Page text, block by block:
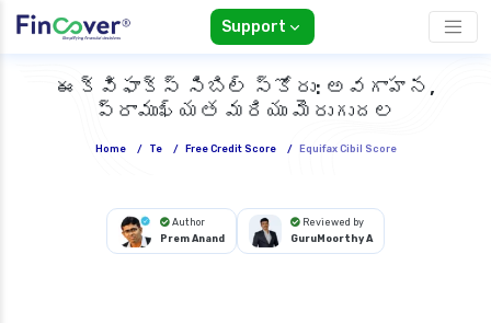
Support
ఈక్విఫాక్స్ సిబిల్ స్కోరు: అవగాహన,
ప్రాముఖ్యత మరియు మెరుగుదల
Home / Te / Free Credit Score / Equifax Cibil Score
Author
Prem Anand
Reviewed by
GuruMoorthy A